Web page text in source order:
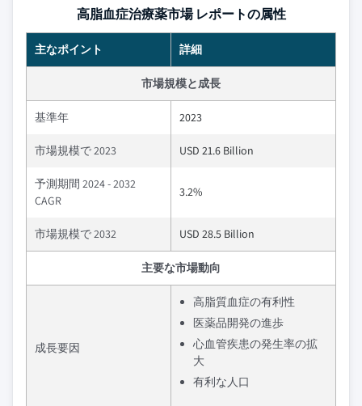
高脂血症治療薬市場 レポートの属性
主なポイント 詳細
市場規模と成長
基準年 2023
市場規模で 2023 USD 21.6 Billion
予測期間 2024 - 2032
CAGR
3.2%
市場規模で 2032 USD 28.5 Billion
主要な市場動向
成長要因
高脂質血症の有利性
医薬品開発の進歩
心血管疾患の発生率の拡
大
有利な人口